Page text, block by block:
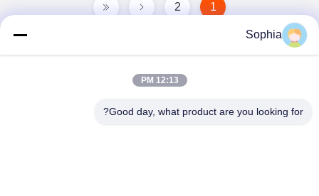
1
2
Sophia
12:13 PM
Good day, what product are you looking for?